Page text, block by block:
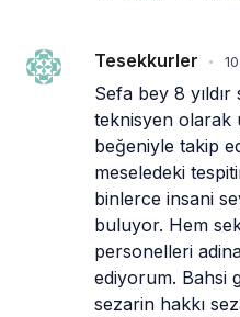
Tesekkurler •
Sefa bey 8
teknisyen olarak
beğeniyle takip
meseledeki
binlerce insani
buluyor. Hem
personelleri
ediyorum. Bahsi
sezarin hakkı